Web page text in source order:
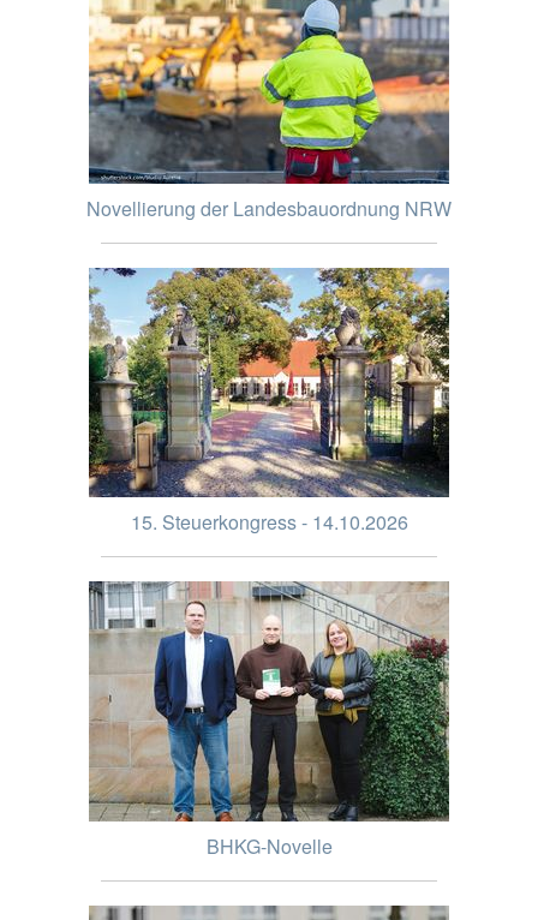
Novellierung der Landesbauordnung NRW
15. Steuerkongress - 14.10.2026
BHKG-Novelle